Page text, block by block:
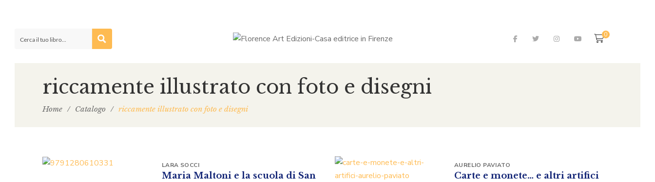
0
riccamente illustrato con foto e disegni
Home / Catalogo / riccamente illustrato con foto e disegni
Maria Maltoni e la scuola di San
LARA SOCCI
Carte e monete… e altri artifici
AURELIO PAVIATO